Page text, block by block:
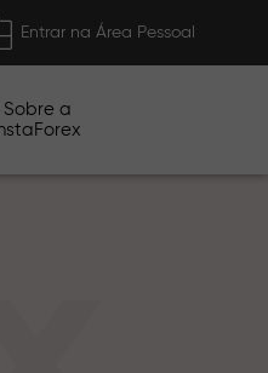
Entrar na Área Pessoal
Sobre a